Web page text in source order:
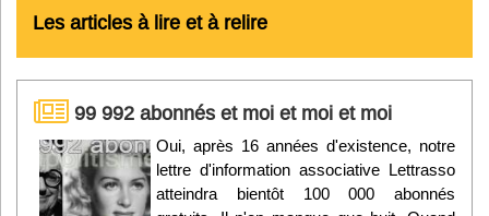
Les articles à lire et à relire
99 992 abonnés et moi et moi et moi
Oui, après 16 années d'existence, notre
lettre d'information associative Lettrasso
atteindra bientôt 100 000 abonnés